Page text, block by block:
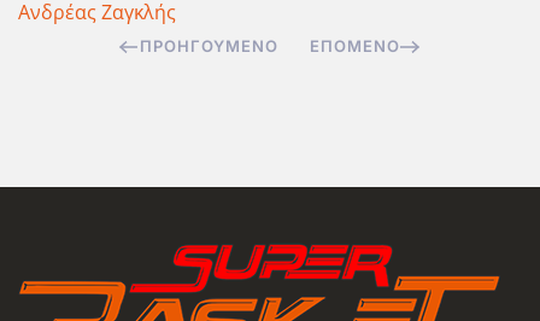
Ανδρέας Ζαγκλής
ΠΡΟΗΓΟΎΜΕΝΟ ΕΠΌΜΕΝΟ